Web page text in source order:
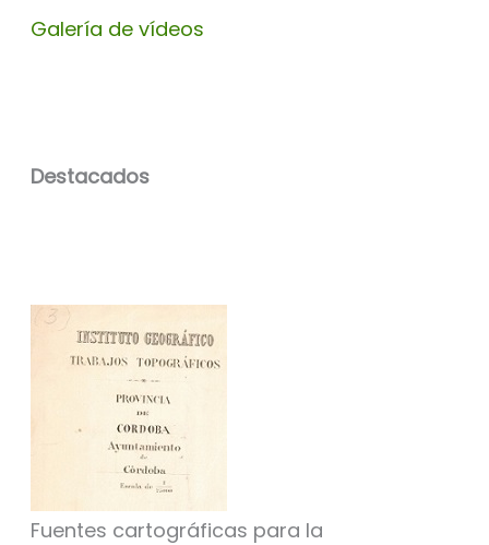
Galería de vídeos
Destacados
Fuentes cartográficas para la